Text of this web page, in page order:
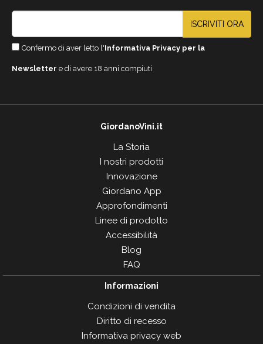
ISCRIVITI ORA
Confermo di aver letto l'Informativa Privacy per la
Newsletter e di avere 18 anni compiuti
GiordanoVini.it
La Storia
I nostri prodotti
Innovazione
Giordano App
Approfondimenti
Linee di prodotto
Accessibilità
Blog
FAQ
Informazioni
Condizioni di vendita
Diritto di recesso
Informativa privacy web